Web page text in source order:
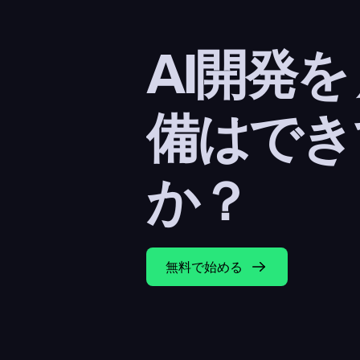
AI開発
備はで
か？
無料で始める